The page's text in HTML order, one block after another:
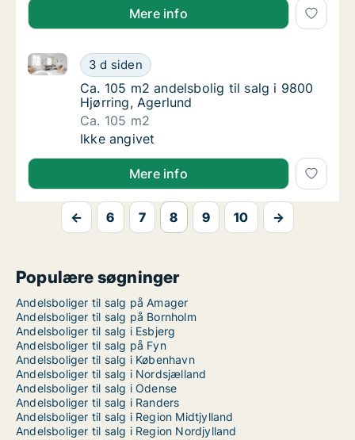
Mere info
Ca. 105 m2 andelsbolig til salg i 9800
3 d siden
Ca. 105 m2 andelsbolig til salg i 9800 Hjørring,
Ca. 105 m2 andelsbolig til salg i 9800
Ca. 105 m2 andelsbolig til salg i 9800
Hjørring, Agerlund
Ca. 105 m2
Ca. 105 m2 andelsbolig til salg i 9800
Ikke angivet
Mere info
← 6 7 8 9 10 →
Populære søgninger
Andelsboliger til salg på Amager
Andelsboliger til salg på Bornholm
Andelsboliger til salg i Esbjerg
Andelsboliger til salg på Fyn
Andelsboliger til salg i København
Andelsboliger til salg i Nordsjælland
Andelsboliger til salg i Odense
Andelsboliger til salg i Randers
Andelsboliger til salg i Region Midtjylland
Andelsboliger til salg i Region Nordjylland